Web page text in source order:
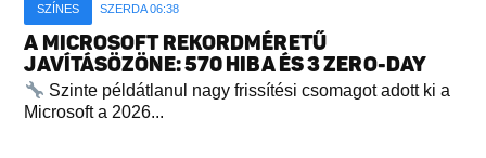
SZÍNES SZERDA 06:38
A MICROSOFT REKORDMÉRETŰ
JAVÍTÁSÖZÖNE: 570 HIBA ÉS 3 ZERO-DAY
Szinte példátlanul nagy frissítési csomagot adott ki a
Microsoft a 2026...